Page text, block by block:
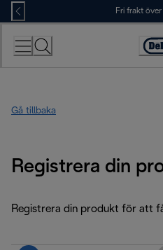
Skip
to
Content
Fri frakt
Gå tillbaka
Registrera din
Registrera din produkt för att